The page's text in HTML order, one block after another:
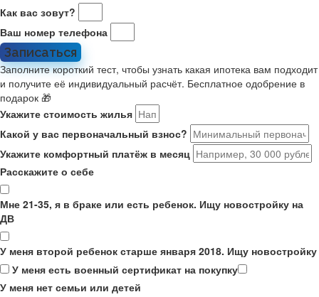
Как вас зовут?
Ваш номер телефона
Записаться
Заполните короткий тест, чтобы узнать какая ипотека вам подходит
и получите её индивидуальный расчёт. Бесплатное одобрение в
подарок 🎁
Укажите стоимость жилья
Какой у вас первоначальный взнос?
Укажите комфортный платёж в месяц
Расскажите о себе
Мне 21-35, я в браке или есть ребенок. Ищу новостройку на
ДВ
У меня второй ребенок старше января 2018. Ищу новостройку
У меня есть военный сертификат на покупку
У меня нет семьи или детей